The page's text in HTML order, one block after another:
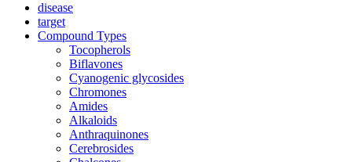
disease
target
Compound Types
Tocopherols
Biflavones
Cyanogenic glycosides
Chromones
Amides
Alkaloids
Anthraquinones
Cerebrosides